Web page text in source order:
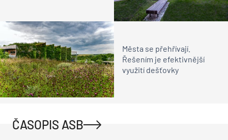
Města se přehřívají.
Řešením je efektivnější
využití dešťovky
ČASOPIS ASB